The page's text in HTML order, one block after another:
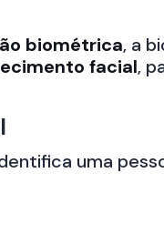
biométrica, a
facial,
uma